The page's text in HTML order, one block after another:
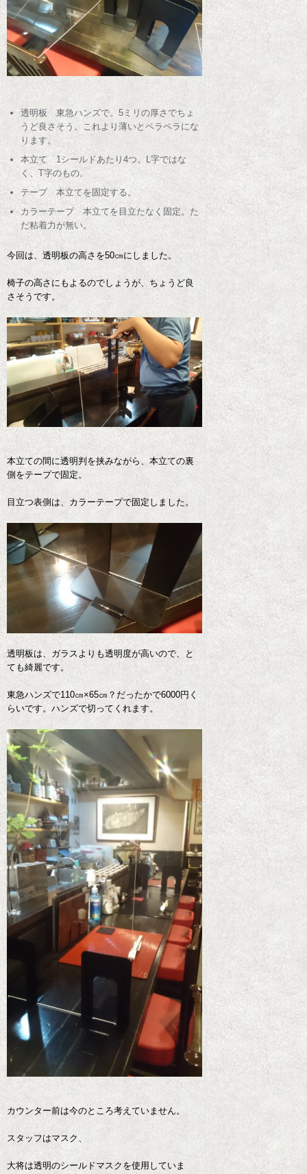
透明板 東急ハンズで。5ミリの厚さでちょ
うど良さそう。これより薄いとペラペラにな
ります。
本立て 1シールドあたり4つ。L字ではな
く、T字のもの。
テープ 本立てを固定する。
カラーテープ 本立てを目立たなく固定。た
だ粘着力が無い。
今回は、透明板の高さを50㎝にしました。
椅子の高さにもよるのでしょうが、ちょうど良
さそうです。
本立ての間に透明判を挟みながら、本立ての裏
側をテープで固定。
目立つ表側は、カラーテープで固定しました。
透明板は、ガラスよりも透明度が高いので、と
ても綺麗です。
東急ハンズで110㎝×65㎝？だったかで6000円く
らいです。ハンズで切ってくれます。
カウンター前は今のところ考えていません。
スタッフはマスク、
大将は透明のシールドマスクを使用していま